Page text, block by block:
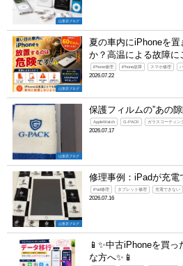
山形店ブログ
山形店ブログ
夏の車内にiPhoneを置
か？高温による故障に
iPhone修理 iPhone故障 スマホ修理
2026.07.22
山形店ブログ
保護フィルムの”あの
AppleWatch G-PACK ガラスコーティン
2026.07.17
山形店ブログ
修理事例：iPadが充電
iPad修理 タブレット修理 充電できない
2026.07.16
📱✨中古iPhoneを買
な方へ✨📱